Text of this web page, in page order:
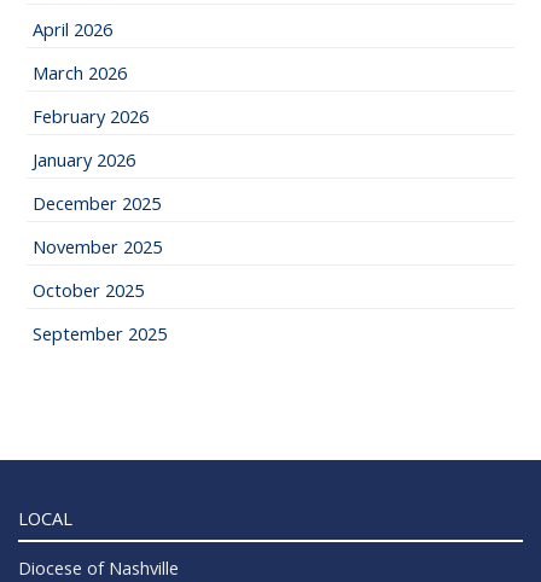
April 2026
March 2026
February 2026
January 2026
December 2025
November 2025
October 2025
September 2025
LOCAL
Diocese of Nashville